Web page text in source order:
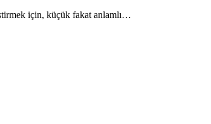
için, küçük fakat anlamlı…